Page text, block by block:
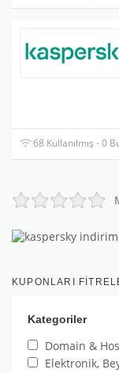
68 Kullanılmış - 0
KUPONLARI
Kategoriler
Domain &
Elektronik,